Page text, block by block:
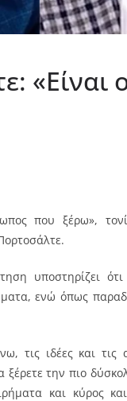
«Είναι
που ξέρω»,
υποστηρίζει
ενώ όπως
ιδέες και τις
την πιο
και κύρος